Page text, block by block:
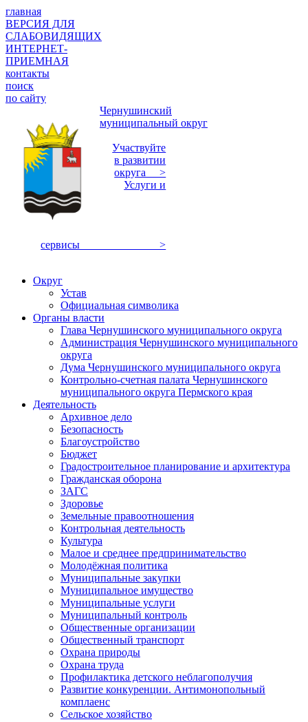
главная
ВЕРСИЯ ДЛЯ
СЛАБОВИДЯЩИХ
ИНТЕРНЕТ-
ПРИЕМНАЯ
контакты
поиск
по сайту
Чернушинский
муниципальный округ
Участвуйте
в развитии
округа >
Услуги и
сервисы >
Округ
Устав
Официальная символика
Органы власти
Глава Чернушинского муниципального округа
Администрация Чернушинского муниципального
округа
Дума Чернушинского муниципального округа
Контрольно-счетная палата Чернушинского
муниципального округа Пермского края
Деятельность
Архивное дело
Безопасность
Благоустройство
Бюджет
Градостроительное планирование и архитектура
Гражданская оборона
ЗАГС
Здоровье
Земельные правоотношения
Контрольная деятельность
Культура
Малое и среднее предпринимательство
Молодёжная политика
Муниципальные закупки
Муниципальное имущество
Муниципальные услуги
Муниципальный контроль
Общественные организации
Общественный транспорт
Охрана природы
Охрана труда
Профилактика детского неблагополучия
Развитие конкуренции. Антимонопольный
комплаенс
Сельское хозяйство